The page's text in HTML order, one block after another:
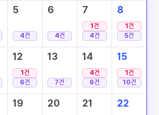
5
4건
6
4건
7
1건
4건
8
1건
5건
12
1건
6건
13
7건
14
4건
6건
15
1건
10건
19 20 21 22